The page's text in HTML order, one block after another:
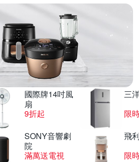
國際牌14吋風
扇
9折起
三
限
SONY音響劇
院
滿萬送電視
飛
限